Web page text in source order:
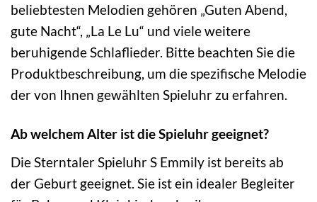
beliebtesten Melodien gehören „Guten Abend,
gute Nacht“, „La Le Lu“ und viele weitere
beruhigende Schlaflieder. Bitte beachten Sie die
Produktbeschreibung, um die spezifische Melodie
der von Ihnen gewählten Spieluhr zu erfahren.
Ab welchem Alter ist die Spieluhr geeignet?
Die Sterntaler Spieluhr S Emmily ist bereits ab
der Geburt geeignet. Sie ist ein idealer Begleiter